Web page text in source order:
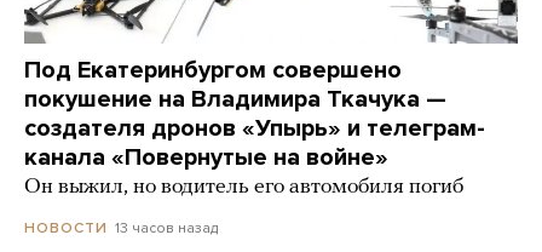
Под Екатеринбургом совершено
покушение на Владимира Ткачука —
создателя дронов «Упырь» и телеграм-
канала «Повернутые на войне»
Он выжил, но водитель его автомобиля погиб
НОВОСТИ 13 часов назад